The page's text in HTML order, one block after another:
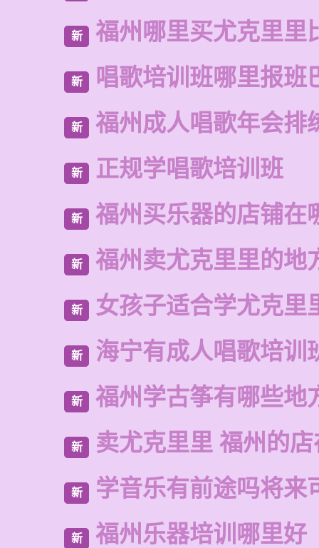
新 福州哪里买尤克里里
新 唱歌培训班哪里报班
新 福州成人唱歌年会排
新 正规学唱歌培训班
新 福州买乐器的店铺在
新 福州卖尤克里里的地
新 女孩子适合学尤克里
新 海宁有成人唱歌培训
新 福州学古筝有哪些地
新 卖尤克里里 福州的
新 学音乐有前途吗将来
新 福州乐器培训哪里好